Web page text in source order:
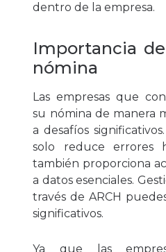
dentro de la empresa.
Importancia
nómina
Las empresas que
su nómina de manera
a desafíos
solo reduce errores
también proporciona
a datos esenciales.
través de ARCH
significativos.
Ya que las